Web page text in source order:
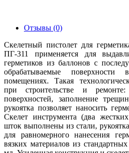
Отзывы (0)
Скелетный пистолет для
ПГ-311 применяется для
герметиков из баллонов с
обрабатываемые
помещениях. Такая
при строительстве и
поверхностей, заполнение
рукоятка позволяет наносить
Скелет инструмента (два
шток выполнены из стали,
для равномерного нанесения
вязких материалов из